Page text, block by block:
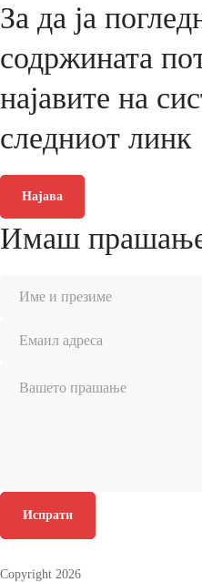
За да ја
содржината
најавите на
следниот линк
Најава
Имаш
Испрати
Copyright 2026